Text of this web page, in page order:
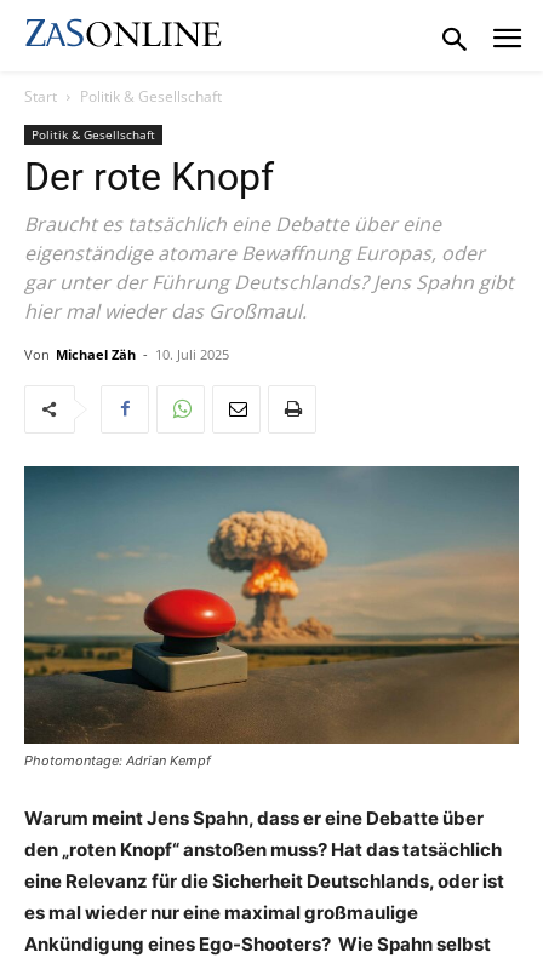
Start Politik & Gesellschaft
Politik & Gesellschaft
Der rote Knopf
Braucht es tatsächlich eine Debatte über eine
eigenständige atomare Bewaffnung Europas, oder
gar unter der Führung Deutschlands? Jens Spahn gibt
hier mal wieder das Großmaul.
Von Michael Zäh - 10. Juli 2025
Photomontage: Adrian Kempf
Warum meint Jens Spahn, dass er eine Debatte über
den „roten Knopf“ anstoßen muss? Hat das tatsächlich
eine Relevanz für die Sicherheit Deutschlands, oder ist
es mal wieder nur eine maximal großmaulige
Ankündigung eines Ego-Shooters? Wie Spahn selbst